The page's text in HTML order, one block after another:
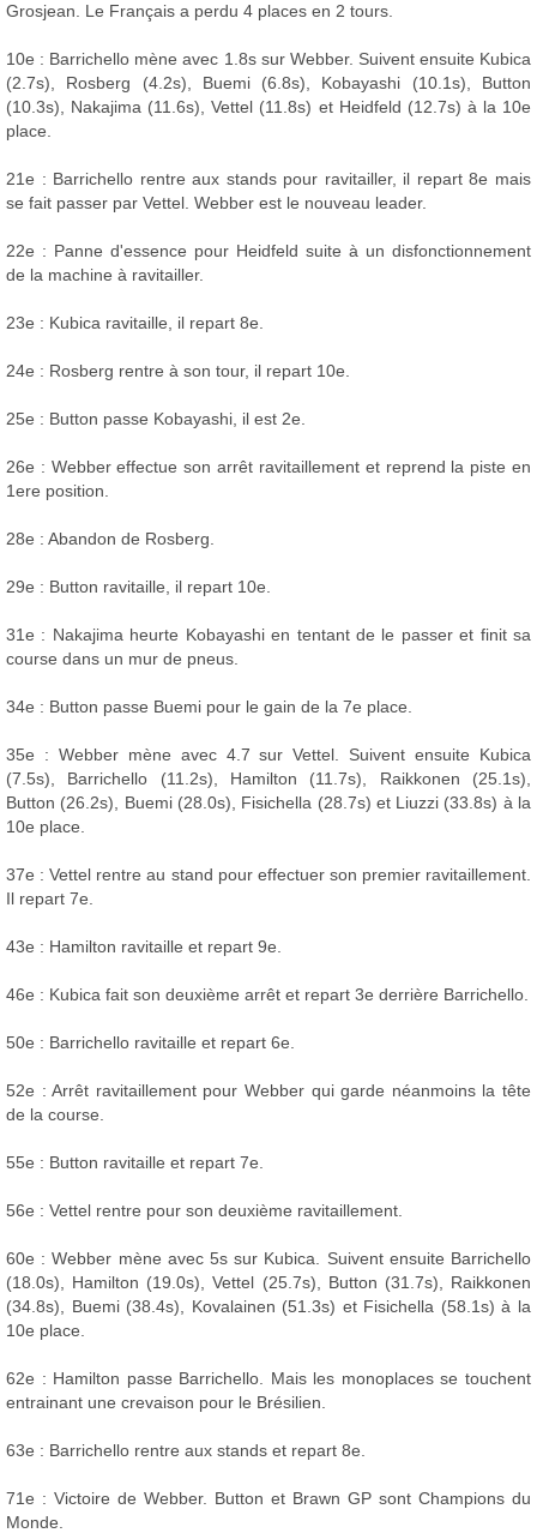
Grosjean. Le Français a perdu 4 places en 2 tours.
10e : Barrichello mène avec 1.8s sur Webber. Suivent ensuite Kubica
(2.7s), Rosberg (4.2s), Buemi (6.8s), Kobayashi (10.1s), Button
(10.3s), Nakajima (11.6s), Vettel (11.8s) et Heidfeld (12.7s) à la 10e
place.
21e : Barrichello rentre aux stands pour ravitailler, il repart 8e mais
se fait passer par Vettel. Webber est le nouveau leader.
22e : Panne d'essence pour Heidfeld suite à un disfonctionnement
de la machine à ravitailler.
23e : Kubica ravitaille, il repart 8e.
24e : Rosberg rentre à son tour, il repart 10e.
25e : Button passe Kobayashi, il est 2e.
26e : Webber effectue son arrêt ravitaillement et reprend la piste en
1ere position.
28e : Abandon de Rosberg.
29e : Button ravitaille, il repart 10e.
31e : Nakajima heurte Kobayashi en tentant de le passer et finit sa
course dans un mur de pneus.
34e : Button passe Buemi pour le gain de la 7e place.
35e : Webber mène avec 4.7 sur Vettel. Suivent ensuite Kubica
(7.5s), Barrichello (11.2s), Hamilton (11.7s), Raikkonen (25.1s),
Button (26.2s), Buemi (28.0s), Fisichella (28.7s) et Liuzzi (33.8s) à la
10e place.
37e : Vettel rentre au stand pour effectuer son premier ravitaillement.
Il repart 7e.
43e : Hamilton ravitaille et repart 9e.
46e : Kubica fait son deuxième arrêt et repart 3e derrière Barrichello.
50e : Barrichello ravitaille et repart 6e.
52e : Arrêt ravitaillement pour Webber qui garde néanmoins la tête
de la course.
55e : Button ravitaille et repart 7e.
56e : Vettel rentre pour son deuxième ravitaillement.
60e : Webber mène avec 5s sur Kubica. Suivent ensuite Barrichello
(18.0s), Hamilton (19.0s), Vettel (25.7s), Button (31.7s), Raikkonen
(34.8s), Buemi (38.4s), Kovalainen (51.3s) et Fisichella (58.1s) à la
10e place.
62e : Hamilton passe Barrichello. Mais les monoplaces se touchent
entrainant une crevaison pour le Brésilien.
63e : Barrichello rentre aux stands et repart 8e.
71e : Victoire de Webber. Button et Brawn GP sont Champions du
Monde.